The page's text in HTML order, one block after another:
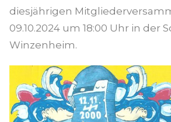
diesjährigen
09.10.2024 um 18:00 Uhr in der
Winzenheim.